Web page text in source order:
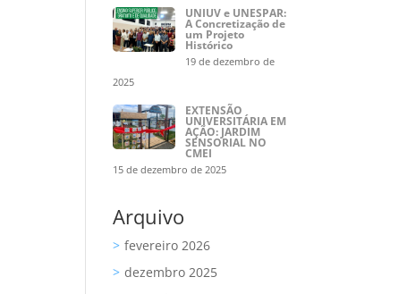
UNIUV e UNESPAR:
A Concretização de
um Projeto
Histórico
19 de dezembro de
2025
EXTENSÃO
UNIVERSITÁRIA EM
AÇÃO: JARDIM
SENSORIAL NO
CMEI
15 de dezembro de 2025
Arquivo
fevereiro 2026
dezembro 2025